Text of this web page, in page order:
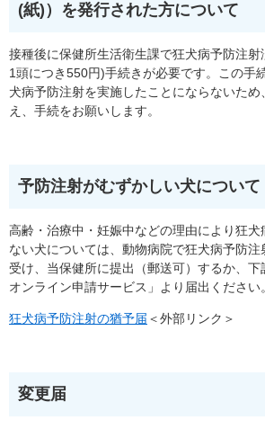
(紙)）を発行された方について
接種後に保健所生活衛生課で狂犬病予防注
1頭につき550円)手続きが必要です。この手
犬病予防注射を実施したことにならないため
え、手続をお願いします。
予防注射がむずかしい犬について
高齢・治療中・妊娠中などの理由により狂犬
ない犬については、動物病院で狂犬病予防
受け、当保健所に提出（郵送可）するか、
オンライン申請サービス」より届出ください。
狂犬病予防注射の猶予届 ＜外部リンク＞
変更届